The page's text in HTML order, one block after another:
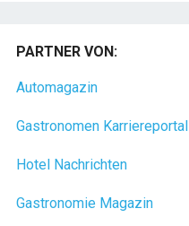
PARTNER VON:
Automagazin
Gastronomen Karriereportal
Hotel Nachrichten
Gastronomie Magazin